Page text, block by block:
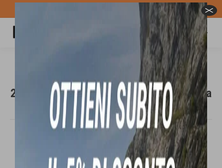
Spedizione GRATUITA per ordini superiori a 100€
Carrello
THIRTYTWO STW DOUBLE BOA W’S
2025/26 scarpone da snowboard da donna
Tu sei qui: